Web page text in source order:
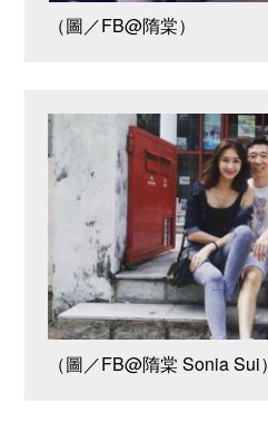
（圖／FB@隋棠）
（圖／FB@隋棠 Sonia Sui）